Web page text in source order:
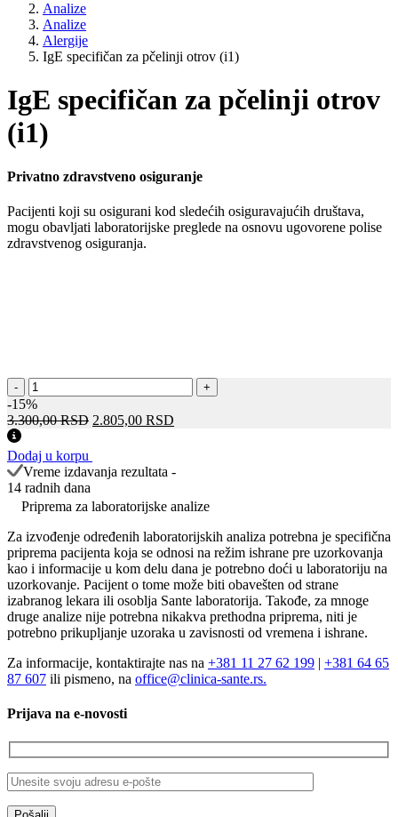
Analize
Analize
Alergije
IgE specifičan za pčelinji otrov (i1)
IgE specifičan za pčelinji otrov
(i1)
Privatno zdravstveno osiguranje
Pacijenti koji su osigurani kod sledećih osiguravajućih društava,
mogu obavljati laboratorijske preglede na osnovu ugovorene polise
zdravstvenog osiguranja.
-
IgE
specifičan
za
otrov
(i1)
количина
+
-15%
3.300,00RSD Оригинална
била:
3.300,00 RSD.
2.805,00 RSD
Dodaj u korpu
Vreme izdavanja rezultata -
14 radnih dana
Priprema za laboratorijske analize
Za izvođenje određenih laboratorijskih analiza potrebna je specifična
priprema pacijenta koja se odnosi na režim ishrane pre uzorkovanja
kao i informacije u kom delu dana je potrebno doći u laboratoriju na
uzorkovanje. Pacijent o tome može biti obavešten od strane
izabranog lekara ili osoblja Sante laboratorija. Takođe, za mnoge
druge analize nije potrebna nikakva prethodna priprema, niti je
potrebno prikupljanje uzoraka u zavisnosti od vremena i ishrane.
Za informacije, kontaktirajte nas na +381 11 27 62 199 | +381 64 65
87 607 ili pismeno, na office@clinica-sante.rs.
Prijava na e-novosti